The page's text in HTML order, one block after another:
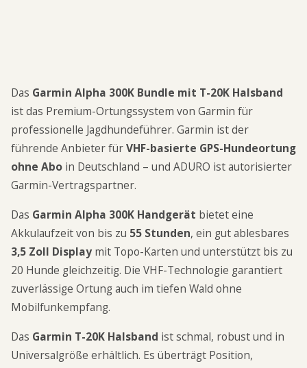
Das Garmin Alpha 300K Bundle mit T-20K Halsband
ist das Premium-Ortungssystem von Garmin für
professionelle Jagdhundeführer. Garmin ist der
führende Anbieter fürVHF-basierte GPS-Hundeortung
ohne Abo in Deutschland – und ADURO ist autorisierter
Garmin-Vertragspartner.
Das Garmin Alpha 300K Handgerät bietet eine
Akkulaufzeit von bis zu 55 Stunden, ein gut ablesbares
3,5 Zoll Display mit Topo-Karten und unterstützt bis zu
20 Hunde gleichzeitig. Die VHF-Technologie garantiert
zuverlässige Ortung auch im tiefen Wald ohne
Mobilfunkempfang.
Das Garmin T-20K Halsband ist schmal, robust und in
Universalgröße erhältlich. Es überträgt Position,